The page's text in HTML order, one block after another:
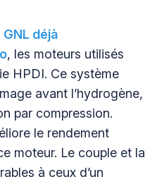
déjà
, les moteurs utilisés
HPDI. Ce système
avant l’hydrogène,
par compression.
le rendement
moteur. Le couple et la
à ceux d’un